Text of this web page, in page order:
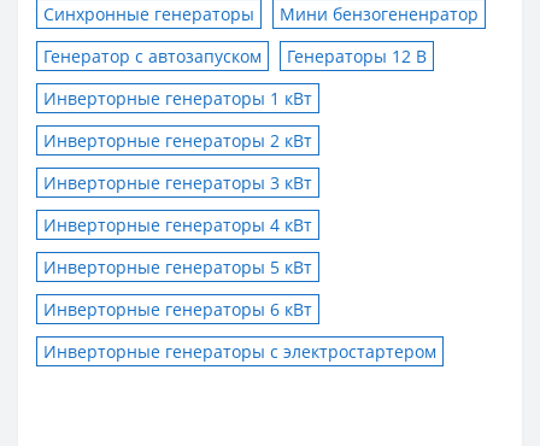
Синхронные генераторы
Мини бензогененратор
Генератор с автозапуском
Генераторы 12 В
Инверторные генераторы 1 кВт
Инверторные генераторы 2 кВт
Инверторные генераторы 3 кВт
Инверторные генераторы 4 кВт
Инверторные генераторы 5 кВт
Инверторные генераторы 6 кВт
Инверторные генераторы с электростартером